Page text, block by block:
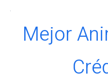
.
Mejor